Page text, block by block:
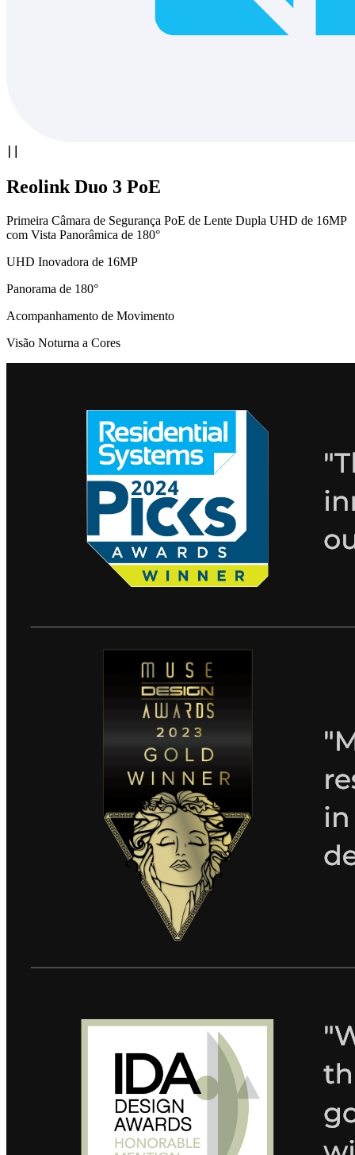
Reolink Duo 3 PoE
Primeira Câmara de Segurança PoE de Lente Dupla UHD de 16MP
com Vista Panorâmica de 180°
UHD Inovadora de 16MP
Panorama de 180°
Acompanhamento de Movimento
Visão Noturna a Cores